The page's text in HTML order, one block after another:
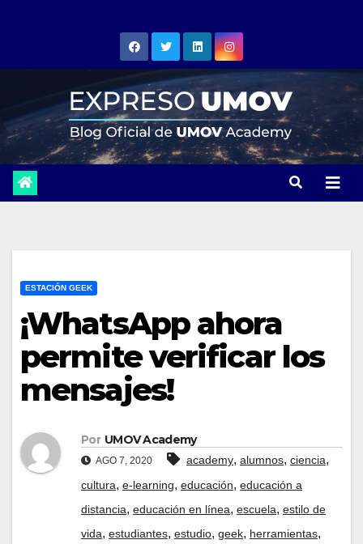
ESTACIÓN GEEK
¡WhatsApp ahora
permite verificar los
mensajes!
Por UMOV Academy
AGO 7, 2020 academy, alumnos, ciencia,
cultura, e-learning, educación, educación a
distancia, educación en línea, escuela, estilo de
vida, estudiantes, estudio, geek, herramientas,